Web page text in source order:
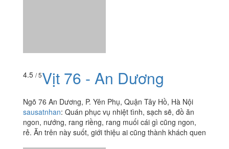
4.5 / 5Vịt 76 - An Dương
Ngõ 76 An Dương, P. Yên Phụ, Quận Tây Hồ, Hà Nội
sausatnhan: Quán phục vụ nhiệt tình, sạch sẽ, đồ ăn
ngon, nướng, rang riềng, rang muối cái gì cũng ngon,
rẻ. Ăn trên này suốt, giới thiệu ai cũng thành khách quen